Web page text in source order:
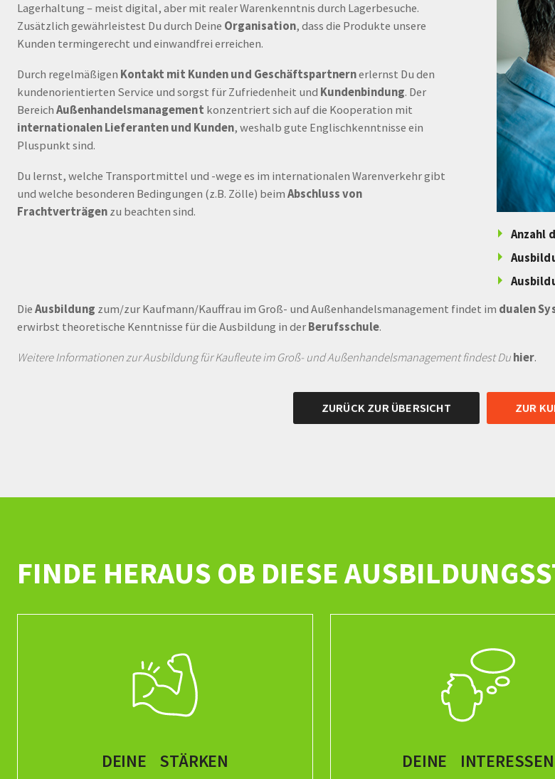
Lagerhaltung – meist digital, aber mit realer Warenkenntnis durch Lagerbesuche.
Zusätzlich gewährleistest Du durch Deine Organisation, dass die Produkte unsere
Kunden termingerecht und einwandfrei erreichen.
Durch regelmäßigen Kontakt mit Kunden und Geschäftspartnernerlernst Du den
kundenorientierten Service und sorgst für Zufriedenheit und Kundenbindung. Der
BereichAußenhandelsmanagement konzentriert sich auf die Kooperation mit
internationalen Lieferanten und Kunden, weshalb gute Englischkenntnisse ein
Pluspunkt sind.
Du lernst, welche Transportmittel und -wege es im internationalen Warenverkehr gibt
und welche besonderen Bedingungen (z.B. Zölle) beimAbschluss von
Frachtverträgenzu beachten sind.
Anzahl
DieAusbildung zum/zur Kaufmann/Kauffrau im Groß- und Außenhandelsmanagement findet im dualen
erwirbst theoretische Kenntnisse für die Ausbildung in derBerufsschule.
Weitere Informationen zur Ausbildung für Kaufleute im Groß- und Außenhandelsmanagement findest Duhier.
ZURÜCK ZUR ÜBERSICHT ZUR
FINDE HERAUS OB DIESE
DEINE STÄRKEN DEINE INTERESSEN